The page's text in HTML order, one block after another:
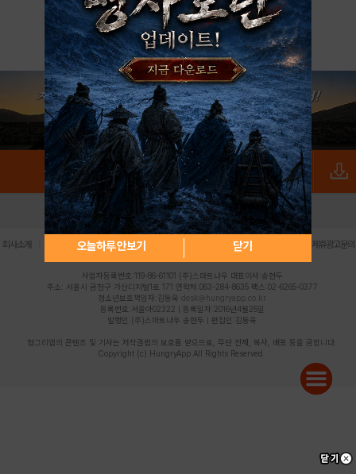
아이디 / 비밀번호 찾기 회원가입
오늘하루 안보기 닫기
로그인 PC버전 전체앱
회사소개 | 개인정보 처리방침 불법촬영물 신고센터 제휴광고문의
사업자등록번호:119-86-61101 (주)스마트나우 대표이사:송현두
주소: 서울시 금천구 가산디지털1로 171 연락처:063-284-8635 팩스:02-6265-0377
청소년보호책임자:김동욱 desk@hungryapp.co.kr
등록번호:서울아02322 | 등록일자:2016년4월25일
발행인:(주)스마트나우 송현두 | 편집인:김동욱
헝그리앱의 콘텐츠 및 기사는 저작권법의 보호를 받으므로, 무단 전재, 복사, 배포 등을 금합니다.
Copyright (c) HungryApp All Rights Reserved.